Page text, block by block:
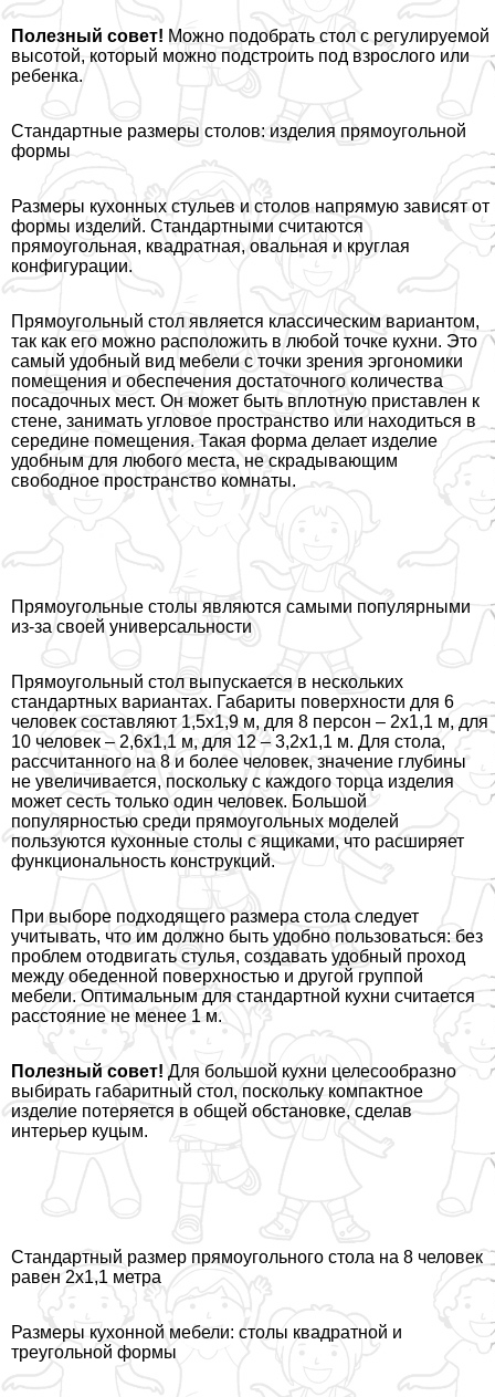
Полезный совет! Можно подобрать стол с регулируемой
высотой, который можно подстроить под взрослого или
ребенка.
Стандартные размеры столов: изделия прямоугольной
формы
Размеры кухонных стульев и столов напрямую зависят от
формы изделий. Стандартными считаются
прямоугольная, квадратная, овальная и круглая
конфигурации.
Прямоугольный стол является классическим вариантом,
так как его можно расположить в любой точке кухни. Это
самый удобный вид мебели с точки зрения эргономики
помещения и обеспечения достаточного количества
посадочных мест. Он может быть вплотную приставлен к
стене, занимать угловое прострaнcтво или находиться в
середине помещения. Такая форма делает изделие
удобным для любого места, не скрадывающим
свободное прострaнcтво комнаты.
Прямоугольные столы являются самыми популярными
из-за своей универсальности
Прямоугольный стол выпускается в нескольких
стандартных вариантах. Габариты поверхности для 6
человек составляют 1,5х1,9 м, для 8 персон – 2х1,1 м, для
10 человек – 2,6х1,1 м, для 12 – 3,2х1,1 м. Для стола,
рассчитанного на 8 и более человек, значение глубины
не увеличивается, поскольку с каждого торца изделия
может сесть только один человек. Большой
популярностью среди прямоугольных моделей
пользуются кухонные столы с ящиками, что расширяет
функциональность конструкций.
При выборе подходящего размера стола следует
учитывать, что им должно быть удобно пользоваться: без
проблем отодвигать стулья, создавать удобный проход
между обеденной поверхностью и другой группой
мебели. Оптимальным для стандартной кухни считается
расстояние не менее 1 м.
Полезный совет! Для большой кухни целесообразно
выбирать габаритный стол, поскольку компактное
изделие потеряется в общей обстановке, сделав
интерьер куцым.
Стандартный размер прямоугольного стола на 8 человек
равен 2х1,1 метра
Размеры кухонной мебели: столы квадратной и
треугольной формы